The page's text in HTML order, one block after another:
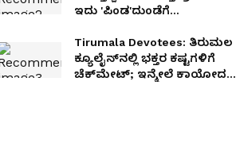
ಇದು 'ಪಿಂಡ'ದುಂಡೆಗೆ
Tirumala Devotees: ತಿರುಮಲ
ಕ್ಯೂಲೈನ್‌ನಲ್ಲಿ ಭಕ್ತರ ಕಷ್ಟಗಳಿಗೆ
ಚೆಕ್‌ಮೇಟ್; ಇನ್ಮೇಲೆ ಕಾಯೋದಕ್ಕೆ